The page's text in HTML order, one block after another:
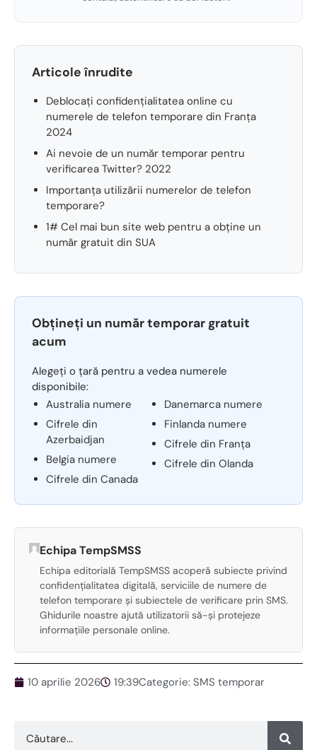
Articole înrudite
Deblocați confidențialitatea online cu
numerele de telefon temporare din Franța
2024
Ai nevoie de un număr temporar pentru
verificarea Twitter? 2022
Importanța utilizării numerelor de telefon
temporare?
1# Cel mai bun site web pentru a obține un
număr gratuit din SUA
Obțineți un număr temporar gratuit
acum
Alegeți o țară pentru a vedea numerele
disponibile:
Australia numere
Cifrele din
Azerbaidjan
Belgia numere
Cifrele din Canada
Danemarca numere
Finlanda numere
Cifrele din Franța
Cifrele din Olanda
Echipa TempSMSS
Echipa editorială TempSMSS acoperă subiecte privind
confidențialitatea digitală, serviciile de numere de
telefon temporare și subiectele de verificare prin SMS.
Ghidurile noastre ajută utilizatorii să-și protejeze
informațiile personale online.
10 aprilie 2026 19:39Categorie: SMS temporar